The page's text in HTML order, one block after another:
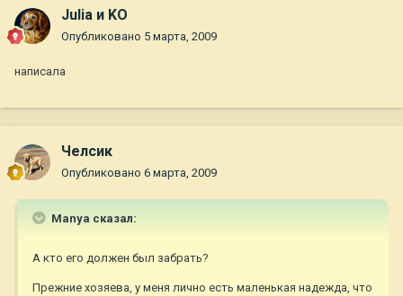
Julia и KO
Опубликовано 5 марта, 2009
написала
Челсик
Опубликовано 6 марта, 2009
Manya сказал:
А кто его должен был забрать?
Прежние хозяева, у меня лично есть маленькая надежда, что